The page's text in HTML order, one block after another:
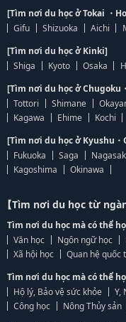
[Tìm nơi du học ở Tokai ・
Gifu
Shizuoka Aichi
[Tìm nơi du học ở Kinki]
Shiga
Kyoto Osaka
[Tìm nơi du học ở Chugoku
Tottori
Shimane
Kagawa
Ehime
Kochi
[Tìm nơi du học ở Kyushu
Fukuoka
Saga
Kagoshima
Okinawa
【Tìm nơi du học từ
Tìm nơi du học mà có thể
Văn học
Ngôn ngữ học
Xã hội học
Quan hệ quốc
Tìm nơi du học mà có thể
Hộ lý, Bảo vệ sức khỏe
Y,
Công học
Nông Thủy sản